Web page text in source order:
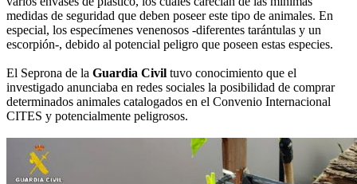
medidas de seguridad que deben poseer este tipo de animales. En
especial, los especímenes venenosos -diferentes tarántulas y un
escorpión-, debido al potencial peligro que poseen estas especies.
El Seprona de la Guardia Civil tuvo conocimiento que el
investigado anunciaba en redes sociales la posibilidad de comprar
determinados animales catalogados en el Convenio Internacional
CITES y potencialmente peligrosos.